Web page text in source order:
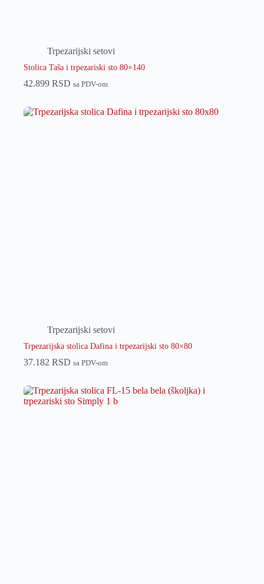
Trpezarijski setovi
Stolica Taša i trpezariski sto 80×140
42.899 RSD sa PDV-om
Trpezarijski setovi
Trpezarijska stolica Dafina i trpezarijski sto 80×80
37.182 RSD sa PDV-om